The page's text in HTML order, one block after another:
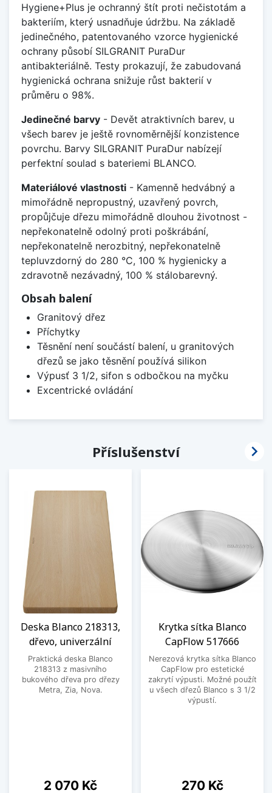
Hygiene+Plus je ochranný štít proti nečistotám a
bakteriím, který usnadňuje údržbu. Na základě
jedinečného, patentovaného vzorce hygienické
ochrany působí SILGRANIT PuraDur
antibakteriálně. Testy prokazují, že zabudovaná
hygienická ochrana snižuje růst bakterií v
průměru o 98%.
Jedinečné barvy - Devět atraktivních barev, u
všech barev je ještě rovnoměrnější konzistence
povrchu. Barvy SILGRANIT PuraDur nabízejí
perfektní soulad s bateriemi BLANCO.
Materiálové vlastnosti - Kamenně hedvábný a
mimořádně nepropustný, uzavřený povrch,
propůjčuje dřezu mimořádně dlouhou životnost -
nepřekonatelně odolný proti poškrábání,
nepřekonatelně nerozbitný, nepřekonatelně
tepluvzdorný do 280 °C, 100 % hygienicky a
zdravotně nezávadný, 100 % stálobarevný.
Obsah balení
Granitový dřez
Příchytky
Těsnění není součástí balení, u granitových
dřezů se jako těsnění používá silikon
Výpusť 3 1/2, sifon s odbočkou na myčku
Excentrické ovládání
Příslušenství
Deska Blanco 218313,
dřevo, univerzální
Praktická deska Blanco
218313 z masivního
bukového dřeva pro dřezy
Metra, Zia, Nova.
Cena
2 070 Kč
Krytka sítka Blanco
CapFlow 517666
Nerezová krytka sítka Blanco
CapFlow pro estetické
zakrytí výpusti. Možné použít
u všech dřezů Blanco s 3 1/2
výpustí.
Cena
270 Kč
